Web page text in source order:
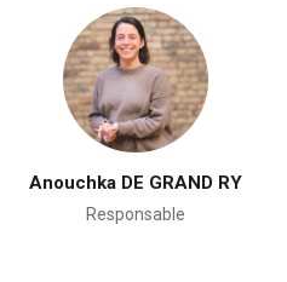
Anouchka DE GRAND RY
Responsable